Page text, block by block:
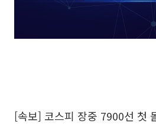
[속보] 코스피 장중 7900선 첫